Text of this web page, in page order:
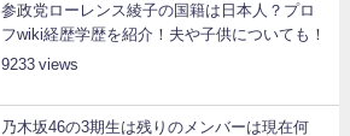
参政党ローレンス綾子の国籍は日本人？プロ
フwiki経歴学歴を紹介！夫や子供についても！
9233
乃木坂46の3期生は残りのメンバーは現在何